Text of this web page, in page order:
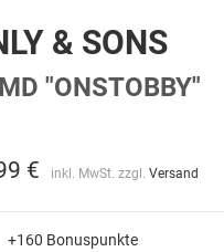
& SONS
"ONSTOBBY"
€ inkl. MwSt. zzgl.Versand
+160 Bonuspunkte